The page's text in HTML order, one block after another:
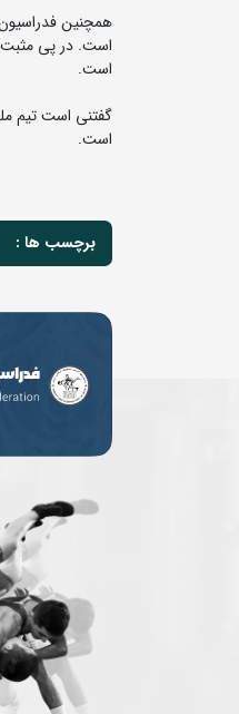
است. در پی مثبت
است.
است.
برچسب ها :